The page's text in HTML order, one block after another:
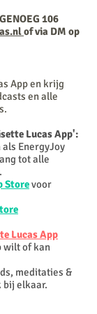
106
of via DM op
App en krijg
en alle
Lucas App':
EnergyJoy
tot alle
Storevoor
Lucas App
wilt of kan
meditaties &
bij elkaar.